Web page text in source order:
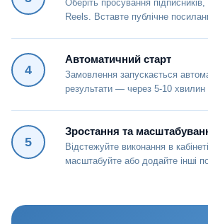
Оберіть просування
Reels. Вставте публічне
4
Автоматичний старт
Замовлення запускається
результати — через 5-10 хвилин
5
Зростання та
Відстежуйте виконання в
масштабуйте або додайте інші